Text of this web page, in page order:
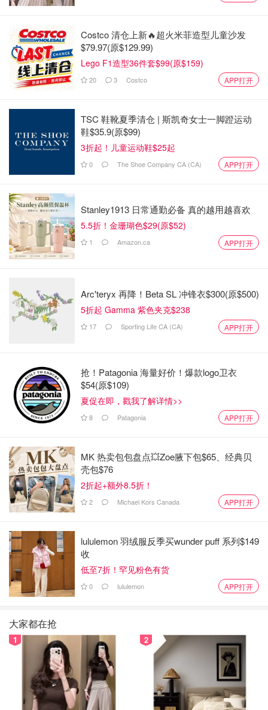
黎巴嫩快餐Boustan攻略 - 多伦多和蒙
特利尔地址、价格盘点、点菜推荐！
蒙特利尔美食推荐 | 10家蒙特利尔$10
以内就能吃到美食！快来收藏起来打
卡吧！
蒙特利尔居民福利卡（Accès Montréal
card）申请指南 | 超多艺术、体育和娱
乐活动都能打折！
Costco 清仓上新🔥超火米菲造型儿童沙发
$79.97(原$129.99)
Lego F1造型36件套$99(原$159)
20 3 Costco APP打开
TSC 鞋靴夏季清仓 | 斯凯奇女士一脚蹬运动
鞋$35.9(原$99)
3折起！儿童运动鞋$25起
0 The Shoe Company CA (CA) APP打开
Stanley1913 日常通勤必备 真的越用越喜欢
5.5折！金珊瑚色$29(原$52)
1 Amazon.ca APP打开
Arc'teryx 再降！Beta SL 冲锋衣$300(原$500)
5折起 Gamma 紫色夹克$238
17 Sporting Life CA (CA) APP打开
抢！Patagonia 海量好价！爆款logo卫衣
$54(原$109)
夏促在即，戳我了解详情>>
8 Patagonia APP打开
MK 热卖包包盘点💥Zoe腋下包$65、经典贝
壳包$76
2折起+额外8.5折！
2 Michael Kors Canada APP打开
lululemon 羽绒服反季买wunder puff 系列$149
收
低至7折！罕见粉色有货
0 lululemon APP打开
大家都在抢
1 2